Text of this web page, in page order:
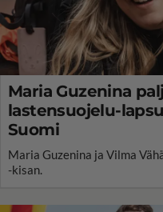
Maria Guzenina
lastensuojelu-
Suomi
Maria Guzenina ja Vilma
-kisan.